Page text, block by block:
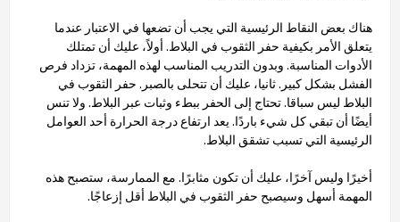
هناك بعض النقاط الرئيسية التي يجب أن تضعها في الاعتبار عندما
يتعلق الأمر بكيفية حفر الثقوب في البلاط. أولاً، عليك أن تمتلك
الأدوات المناسبة. وبدون التدريب المناسب لهذه المهمة، تزداد فرص
الفشل بشكل كبير. ثانيا، عليك أن تتحلى بالصبر. حفر الثقوب في
البلاط ليس سباقا. تحتاج إلى الحفر ببطء وثبات عبر البلاط. ولا تنس
أيضًا أن تبقي كل شيء باردًا. يعد ارتفاع درجة الحرارة أحد العوامل
الرئيسية التي تسبب تشقق البلاط.
أخيرًا وليس آخرًا، عليك أن تكون مثابرًا. مع الممارسة، ستصبح هذه
المهمة أسهل وسيصبح حفر الثقوب في البلاط أقل إزعاجًا.